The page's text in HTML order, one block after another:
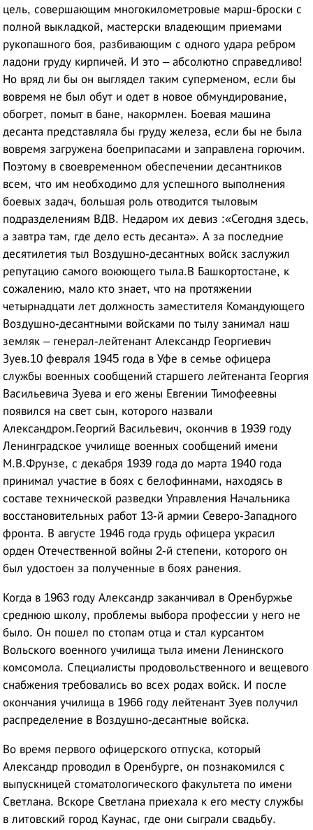
цель, совершающим многокилометровые марш-броски с
полной выкладкой, мастерски владеющим приемами
рукопашного боя, разбивающим с одного удара ребром
ладони груду кирпичей. И это – абсолютно справедливо!
Но вряд ли бы он выглядел таким суперменом, если бы
вовремя не был обут и одет в новое обмундирование,
обогрет, помыт в бане, накормлен. Боевая машина
десанта представляла бы груду железа, если бы не была
вовремя загружена боеприпасами и заправлена горючим.
Поэтому в своевременном обеспечении десантников
всем, что им необходимо для успешного выполнения
боевых задач, большая роль отводится тыловым
подразделениям ВДВ. Недаром их девиз :«Сегодня здесь,
а завтра там, где дело есть десанта». А за последние
десятилетия тыл Воздушно-десантных войск заслужил
репутацию самого воюющего тыла.В Башкортостане, к
сожалению, мало кто знает, что на протяжении
четырнадцати лет должность заместителя Командующего
Воздушно-десантными войсками по тылу занимал наш
земляк – генерал-лейтенант Александр Георгиевич
Зуев.10 февраля 1945 года в Уфе в семье офицера
службы военных сообщений старшего лейтенанта Георгия
Васильевича Зуева и его жены Евгении Тимофеевны
появился на свет сын, которого назвали
Александром.Георгий Васильевич, окончив в 1939 году
Ленинградское училище военных сообщений имени
М.В.Фрунзе, с декабря 1939 года до марта 1940 года
принимал участие в боях с белофиннами, находясь в
составе технической разведки Управления Начальника
восстановительных работ 13-й армии Северо-Западного
фронта. В августе 1946 года грудь офицера украсил
орден Отечественной войны 2-й степени, которого он
был удостоен за полученные в боях ранения.
Когда в 1963 году Александр заканчивал в Оренбуржье
среднюю школу, проблемы выбора профессии у него не
было. Он пошел по стопам отца и стал курсантом
Вольского военного училища тыла имени Ленинского
комсомола. Специалисты продовольственного и вещевого
снабжения требовались во всех родах войск. И после
окончания училища в 1966 году лейтенант Зуев получил
распределение в Воздушно-десантные войска.
Во время первого офицерского отпуска, который
Александр проводил в Оренбурге, он познакомился с
выпускницей стоматологического факультета по имени
Светлана. Вскоре Светлана приехала к его месту службы
в литовский город Каунас, где они сыграли свадьбу.